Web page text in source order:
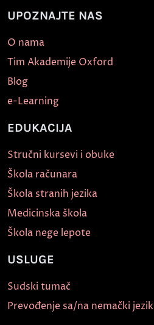
UPOZNAJTE NAS
O nama
Tim Akademije Oxford
Blog
e-Learning
EDUKACIJA
Stručni kursevi i obuke
Škola računara
Škola stranih jezika
Medicinska škola
Škola nege lepote
USLUGE
Sudski tumač
Prevođenje sa/na nemački jezik